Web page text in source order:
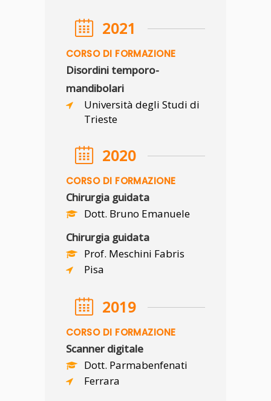
2021
CORSO DI FORMAZIONE
Disordini temporo-
mandibolari
Università degli Studi di
Trieste
2020
CORSO DI FORMAZIONE
Chirurgia guidata
Dott. Bruno Emanuele
Chirurgia guidata
Prof. Meschini Fabris
Pisa
2019
CORSO DI FORMAZIONE
Scanner digitale
Dott. Parmabenfenati
Ferrara